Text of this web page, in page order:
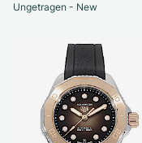
Ungetragen - New